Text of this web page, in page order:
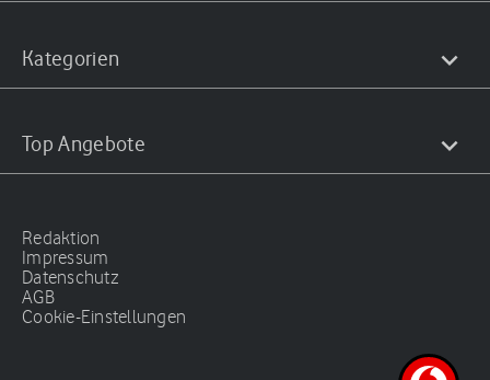
Kategorien
Top Angebote
Redaktion
Impressum
Datenschutz
AGB
Cookie-Einstellungen